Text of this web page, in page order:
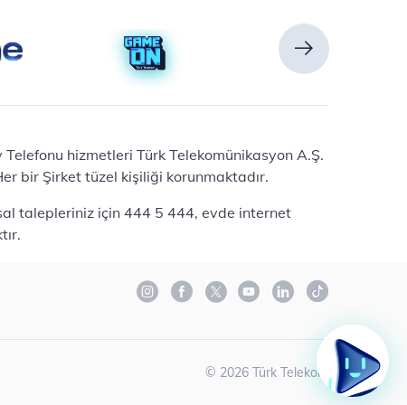
hizmetleri Türk Telekomünikasyon A.Ş.
bir Şirket tüzel kişiliği korunmaktadır.
talepleriniz için 444 5 444, evde internet
© 2026 Türk Telekom